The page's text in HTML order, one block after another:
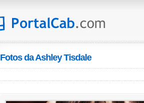
Fotos da Ashley Tisdale